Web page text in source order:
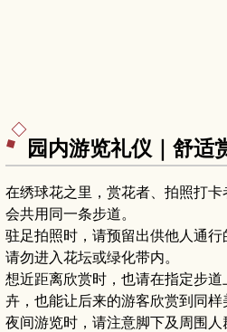
园内游览礼仪｜舒适
在绣球花之里，赏花者、拍照打
会共用同一条步道。
驻足拍照时，请预留出供他人通行
请勿进入花坛或绿化带内。
想近距离欣赏时，也请在指定步
卉，也能让后来的游客欣赏到同样
夜间游览时，请注意脚下及周围人